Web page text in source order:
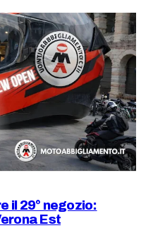
il 29° negozio:
Est